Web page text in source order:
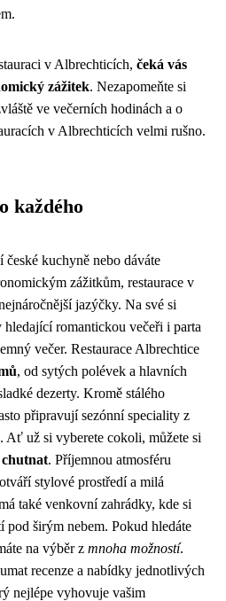
v Albrechticích, čeká vás
zážitek. Nezapomeňte si
ve večerních hodinách a o
v Albrechticích velmi rušno.
každého
kuchyně nebo dáváte
zážitkům, restaurace v
jazýčky. Na své si
romantickou večeři i parta
večer. Restaurace Albrechtice
, od sytých polévek a hlavních
dezerty. Kromě stálého
připravují sezónní speciality z
Ať už si vyberete cokoli, můžete si
. Příjemnou atmosféru
stylové prostředí a milá
také venkovní zahrádky, kde si
širým nebem. Pokud hledáte
na výběr z mnoha možností.
recenze a nabídky jednotlivých
nejlépe vyhovuje vašim